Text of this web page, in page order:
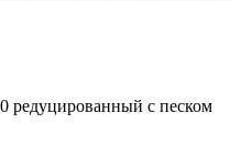
с песком